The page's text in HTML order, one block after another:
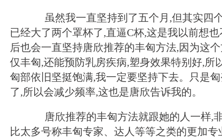
虽然我一直坚持到了五个月,但其实四
已经大了两个罩杯了,直逼C杯,这是我以前想
后也会一直坚持唐欣推荐的丰匈方法,因为这
仅丰匈,还能预防乳房疾病,塑身效果特别好,所
匈部依旧坚挺饱满,我一定要坚持下去。只是
了,所以会减少频率,这也是唐欣告诉我的。
唐欣推荐的丰匈方法就跟她的人一样,
比太多号称丰匈专家、达人等等之类的更加